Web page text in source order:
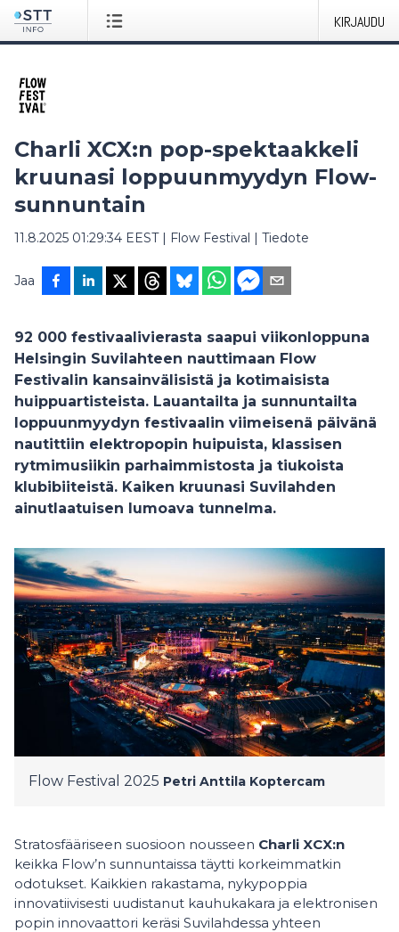
KIRJAUDU
Charli XCX:n pop-spektaakkeli
kruunasi loppuunmyydyn Flow-
sunnuntain
11.8.2025 01:29:34 EEST| Flow Festival | Tiedote
Jaa
92 000 festivaalivierasta saapui viikonloppuna
Helsingin Suvilahteen nauttimaan Flow
Festivalin kansainvälisistä ja kotimaisista
huippuartisteista. Lauantailta ja sunnuntailta
loppuunmyydyn festivaalin viimeisenä päivänä
nautittiin elektropopin huipuista, klassisen
rytmimusiikin parhaimmistosta ja tiukoista
klubibiiteistä. Kaiken kruunasi Suvilahden
ainutlaatuisen lumoava tunnelma.
Flow Festival 2025 Petri Anttila Koptercam
Stratosfääriseen suosioon nousseen Charli XCX:n
keikka Flow’n sunnuntaissa täytti korkeimmatkin
odotukset. Kaikkien rakastama, nykypoppia
innovatiivisesti uudistanut kauhukakara ja elektronisen
popin innovaattori keräsi Suvilahdessa yhteen